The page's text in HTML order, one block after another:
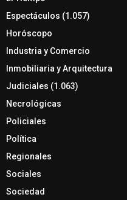
Espectáculos (1.057)
Horóscopo
Industria y Comercio
Inmobiliaria y Arquitectura
Judiciales (1.063)
Necrológicas
Policiales
Política
Regionales
Sociales
Sociedad